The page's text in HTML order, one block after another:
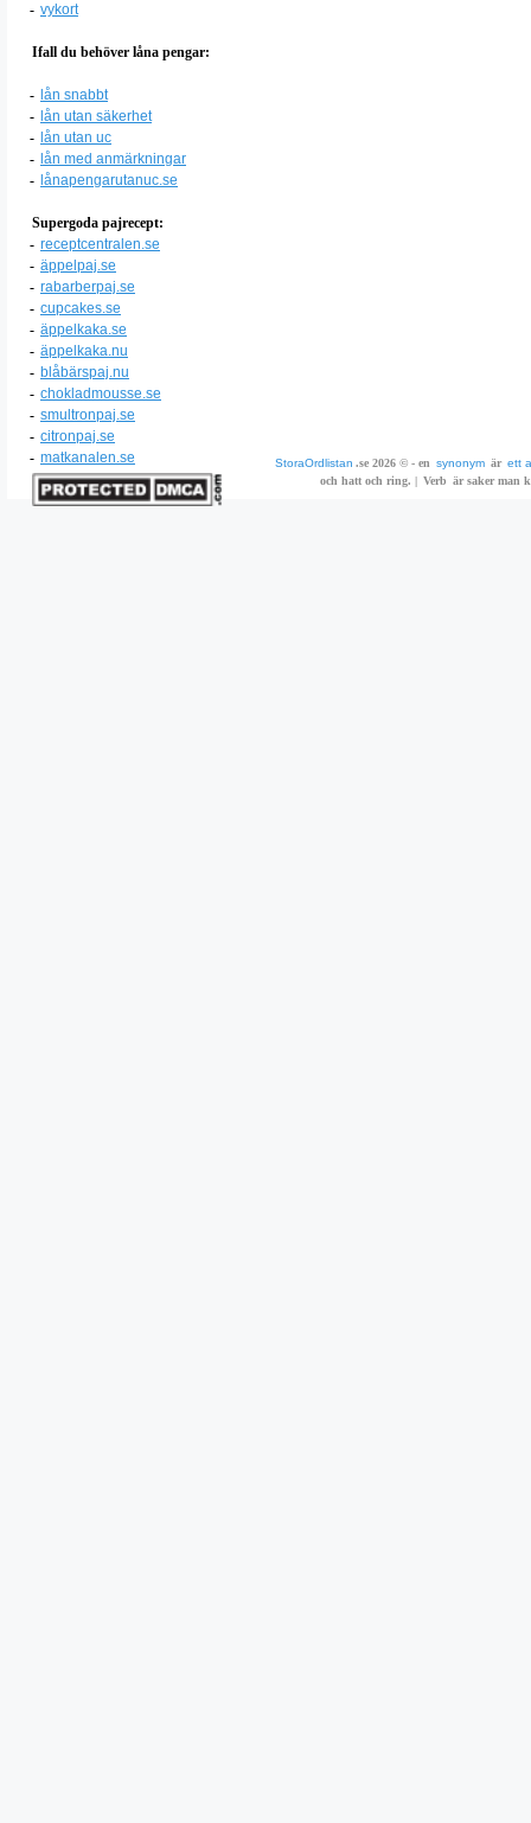
- vykort
Ifall du behöver låna pengar:
- lån snabbt
- lån utan säkerhet
- lån utan uc
- lån med anmärkningar
- lånapengarutanuc.se
Supergoda pajrecept:
- receptcentralen.se
- äppelpaj.se
- rabarberpaj.se
- cupcakes.se
- äppelkaka.se
- äppelkaka.nu
- blåbärspaj.nu
- chokladmousse.se
- smultronpaj.se
- citronpaj.se
- matkanalen.se StoraOrdlistan .se 2026 © - en synonym är ett
och hatt och ring. | Verb är saker man